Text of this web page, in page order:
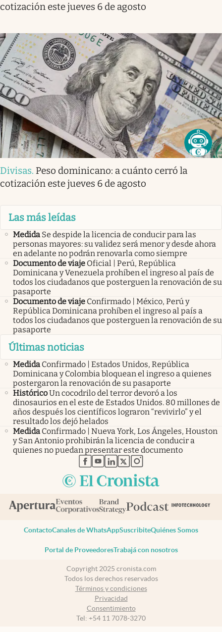
cotización este jueves 6 de agosto
Divisas. Peso dominicano: a cuánto cerró la
cotización este jueves 6 de agosto
Las más leídas
Medida Se despide la licencia de conducir para las
personas mayores: su validez será menor y desde ahora
en adelante no podrán renovarla como siempre
Documento de viaje Oficial | Perú, República
Dominicana y Venezuela prohíben el ingreso al país de
todos los ciudadanos que posterguen la renovación de su
pasaporte
Documento de viaje Confirmado | México, Perú y
República Dominicana prohíben el ingreso al país a
todos los ciudadanos que posterguen la renovación de su
pasaporte
Últimas noticias
Medida Confirmado | Estados Unidos, República
Dominicana y Colombia bloquean el ingreso a quienes
postergaron la renovación de su pasaporte
HistóricoUn cocodrilo del terror devoró a los
dinosaurios en el este de Estados Unidos. 80 millones de
años después los científicos lograron “revivirlo” y el
resultado los dejó helados
Medida Confirmado | Nueva York, Los Ángeles, Houston
y San Antonio prohibirán la licencia de conducir a
quienes no puedan presentar este documento
abre en nueva pestaña
abre en nueva pestaña
abre en nueva pestaña
abre en nueva pestaña
abre en nueva pestaña
ContactoCanales de WhatsAppSuscribiteQuiénes Somos
Portal de ProveedoresTrabajá con nosotros
Copyright 2025 cronista.com
Todos los derechos reservados
Términos y condiciones
Privacidad
Consentimiento
Tel: +54 11 7078-3270